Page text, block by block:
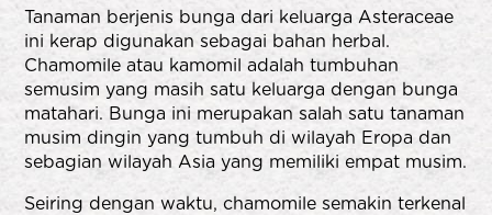
Tanaman berjenis bunga dari keluarga Asteraceae
ini kerap digunakan sebagai bahan herbal.
Chamomile atau kamomil adalah tumbuhan
semusim yang masih satu keluarga dengan bunga
matahari. Bunga ini merupakan salah satu tanaman
musim dingin yang tumbuh di wilayah Eropa dan
sebagian wilayah Asia yang memiliki empat musim.
Seiring dengan waktu, chamomile semakin terkenal